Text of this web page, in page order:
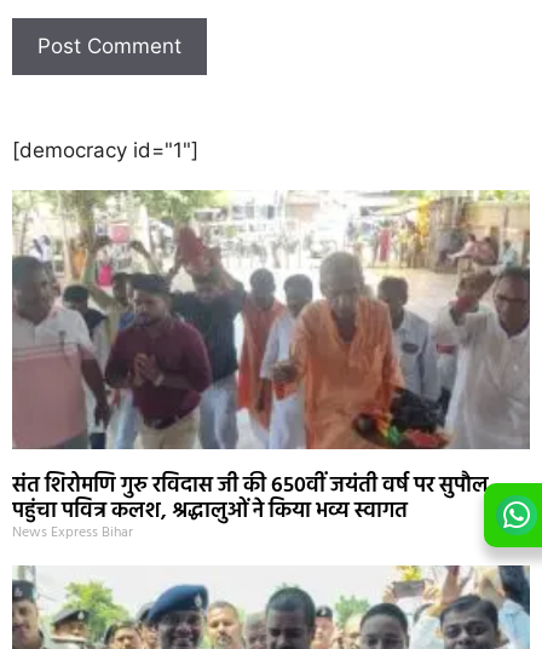
[democracy id="1"]
संत शिरोमणि गुरु रविदास जी की 650वीं जयंती वर्ष पर सुपौल
पहुंचा पवित्र कलश, श्रद्धालुओं ने किया भव्य स्वागत
News Express Bihar